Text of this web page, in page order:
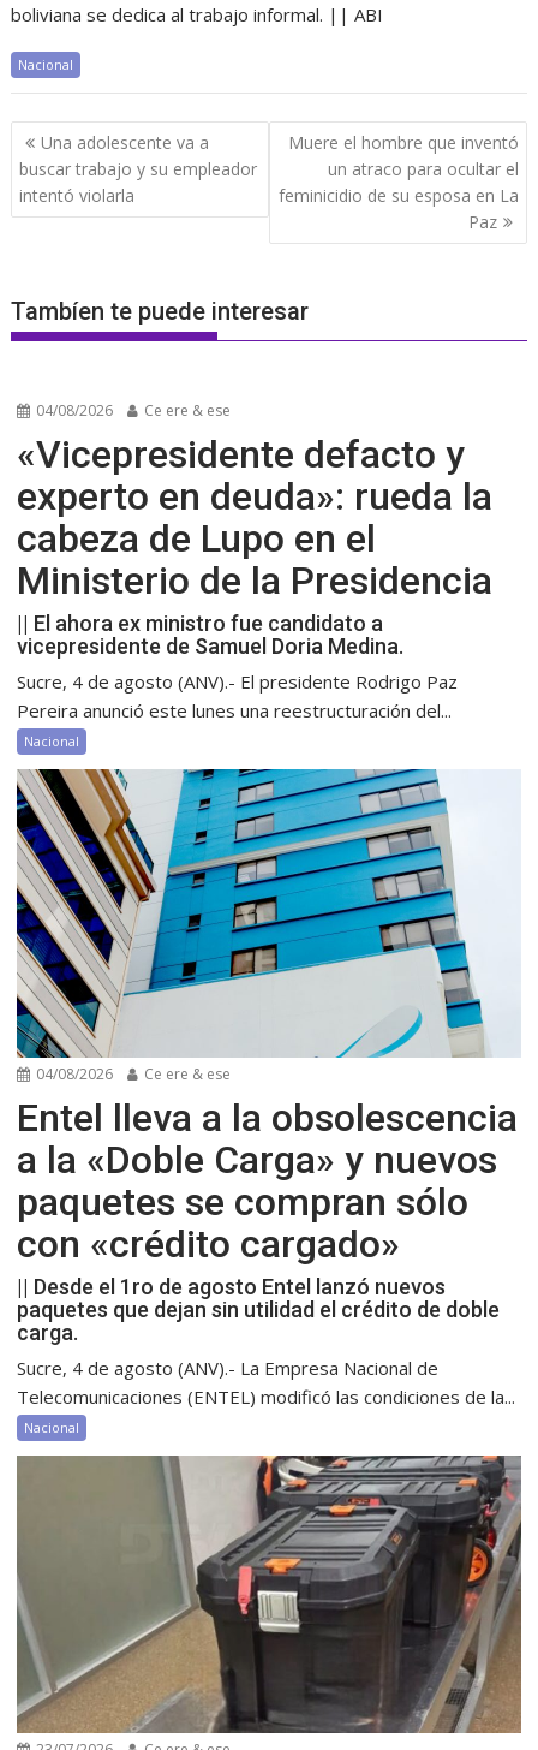
boliviana se dedica al trabajo informal. || ABI
Nacional
Navegación
de
entradas
Una adolescente va a
buscar trabajo y su empleador
intentó violarla
Muere el hombre que inventó
un atraco para ocultar el
feminicidio de su esposa en La
Paz
Tambíen te puede interesar
04/08/2026 Ce ere & ese
«Vicepresidente defacto y
experto en deuda»: rueda la
cabeza de Lupo en el
Ministerio de la Presidencia
|| El ahora ex ministro fue candidato a
vicepresidente de Samuel Doria Medina.
Sucre, 4 de agosto (ANV).- El presidente Rodrigo Paz
Pereira anunció este lunes una reestructuración del...
Nacional
04/08/2026 Ce ere & ese
Entel lleva a la obsolescencia
a la «Doble Carga» y nuevos
paquetes se compran sólo
con «crédito cargado»
|| Desde el 1ro de agosto Entel lanzó nuevos
paquetes que dejan sin utilidad el crédito de doble
carga.
Sucre, 4 de agosto (ANV).- La Empresa Nacional de
Telecomunicaciones (ENTEL) modificó las condiciones de la...
Nacional